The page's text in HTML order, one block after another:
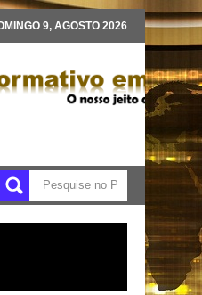
9, AGOSTO 2026